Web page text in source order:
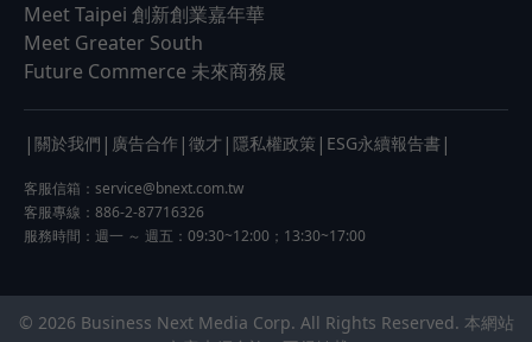
Meet Taipei 創新創業嘉年華
Meet Greater South
Future Commerce 未來商務展
| 關於我們 | 廣告合作 | 徵才 | 隱私權政策 | ESG永續報告書 |
客服信箱： service@bnext.com.tw
客服專線：886-2-87716326
服務時間：週一 ～ 週五：09:30~12:00；13:30~17:00
© 2026 Business Next Media Corp. All Rights Reserved. 本網站